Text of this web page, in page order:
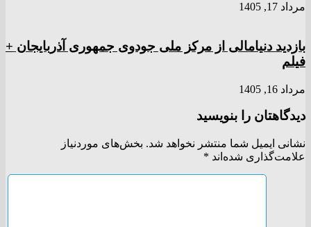
مرداد 17, 1405
بازدید دنیامالی از مرکز ملی جودوی جمهوری آذربایجان +
فیلم
مرداد 16, 1405
دیدگاهتان را بنویسید
نشانی ایمیل شما منتشر نخواهد شد. بخش‌های موردنیاز
علامت‌گذاری شده‌اند *